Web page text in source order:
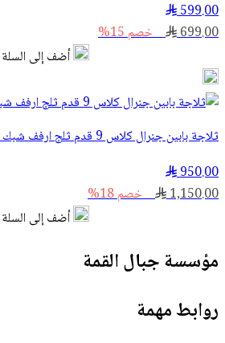
599.00
699.00
خصم 15%
أضف إلى السلة
ثلاجة بابين جنرال كلاس 9 قدم ثلج ارفف شبك اللون ابيض
950.00
1,150.00
خصم 18%
أضف إلى السلة
مؤسسة جبال القمة
روابط مهمة